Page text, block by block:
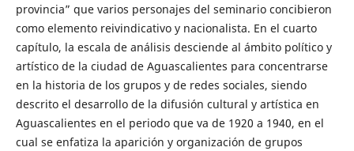
provincia” que varios personajes del seminario concibieron
como elemento reivindicativo y nacionalista. En el cuarto
capítulo, la escala de análisis desciende al ámbito político y
artístico de la ciudad de Aguascalientes para concentrarse
en la historia de los grupos y de redes sociales, siendo
descrito el desarrollo de la difusión cultural y artística en
Aguascalientes en el periodo que va de 1920 a 1940, en el
cual se enfatiza la aparición y organización de grupos